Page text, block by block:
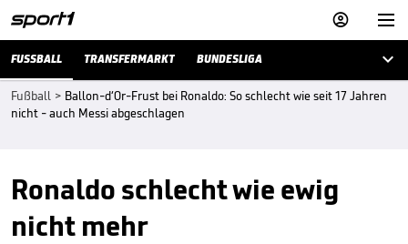


FUSSBALL TRANSFERMARKT BUNDESLIGA 
Fußball > Ballon-d‘Or-Frust bei Ronaldo: So schlecht wie seit 17 Jahren
nicht - auch Messi abgeschlagen
Ronaldo schlecht wie ewig
nicht mehr